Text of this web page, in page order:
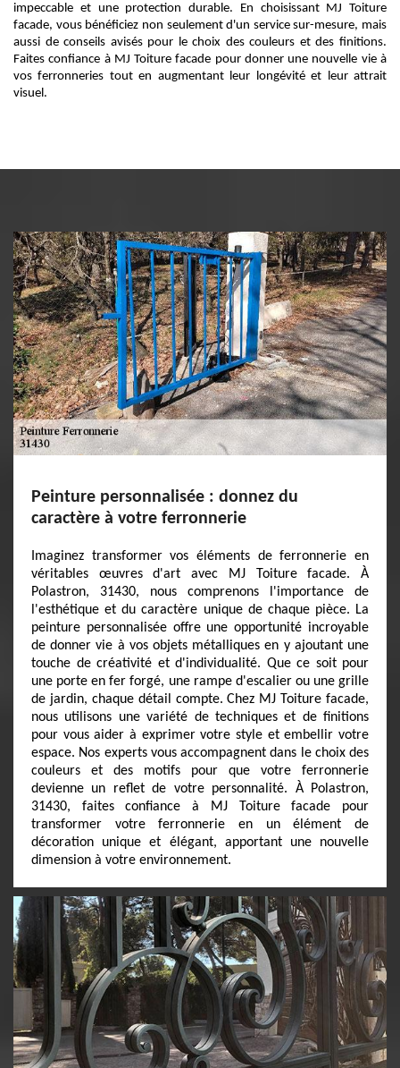
impeccable et une protection durable. En choisissant MJ Toiture
facade, vous bénéficiez non seulement d'un service sur-mesure, mais
aussi de conseils avisés pour le choix des couleurs et des finitions.
Faites confiance à MJ Toiture facade pour donner une nouvelle vie à
vos ferronneries tout en augmentant leur longévité et leur attrait
visuel.
Peinture personnalisée : donnez du
caractère à votre ferronnerie
Imaginez transformer vos éléments de ferronnerie en
véritables œuvres d'art avec MJ Toiture facade. À
Polastron, 31430, nous comprenons l'importance de
l'esthétique et du caractère unique de chaque pièce. La
peinture personnalisée offre une opportunité incroyable
de donner vie à vos objets métalliques en y ajoutant une
touche de créativité et d'individualité. Que ce soit pour
une porte en fer forgé, une rampe d'escalier ou une grille
de jardin, chaque détail compte. Chez MJ Toiture facade,
nous utilisons une variété de techniques et de finitions
pour vous aider à exprimer votre style et embellir votre
espace. Nos experts vous accompagnent dans le choix des
couleurs et des motifs pour que votre ferronnerie
devienne un reflet de votre personnalité. À Polastron,
31430, faites confiance à MJ Toiture facade pour
transformer votre ferronnerie en un élément de
décoration unique et élégant, apportant une nouvelle
dimension à votre environnement.